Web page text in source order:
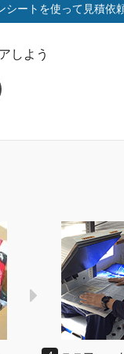
シートを使って見積依
しよう